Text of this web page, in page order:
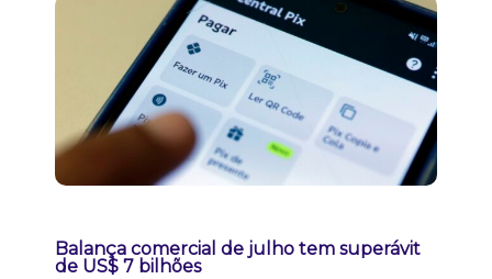
Balança comercial de julho tem superávit
de US$ 7 bilhões